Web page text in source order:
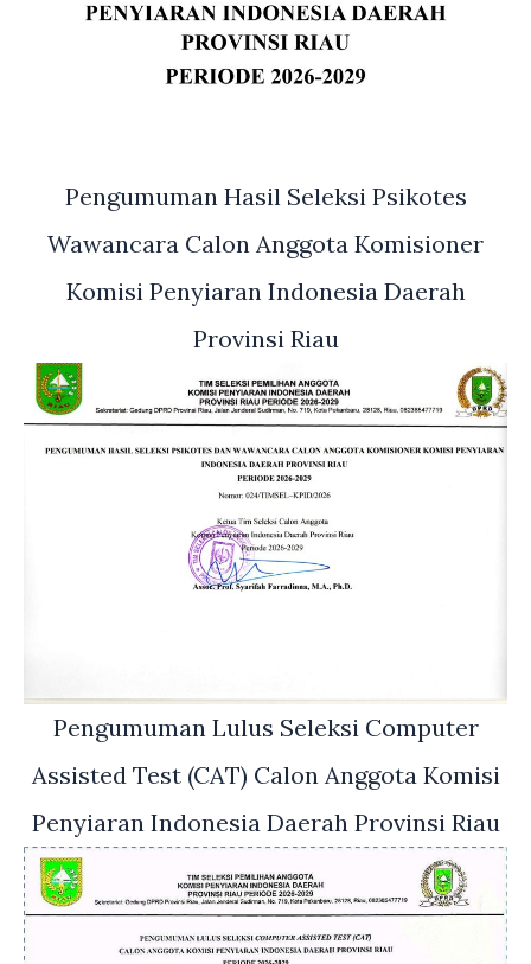
Pengumuman Hasil Seleksi Psikotes
Wawancara Calon Anggota Komisioner
Komisi Penyiaran Indonesia Daerah
Provinsi Riau
Pengumuman Lulus Seleksi Computer
Assisted Test (CAT) Calon Anggota Komisi
Penyiaran Indonesia Daerah Provinsi Riau